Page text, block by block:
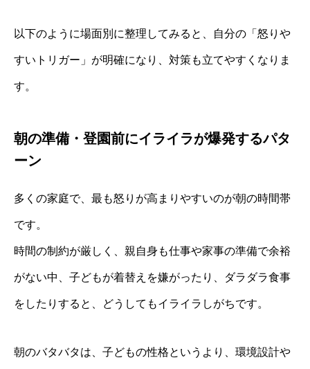
以下のように場面別に整理してみると、自分の「怒りや
すいトリガー」が明確になり、対策も立てやすくなりま
す。
朝の準備・登園前にイライラが爆発するパタ
ーン
多くの家庭で、最も怒りが高まりやすいのが朝の時間帯
です。
時間の制約が厳しく、親自身も仕事や家事の準備で余裕
がない中、子どもが着替えを嫌がったり、ダラダラ食事
をしたりすると、どうしてもイライラしがちです。
朝のバタバタは、子どもの性格というより、環境設計や